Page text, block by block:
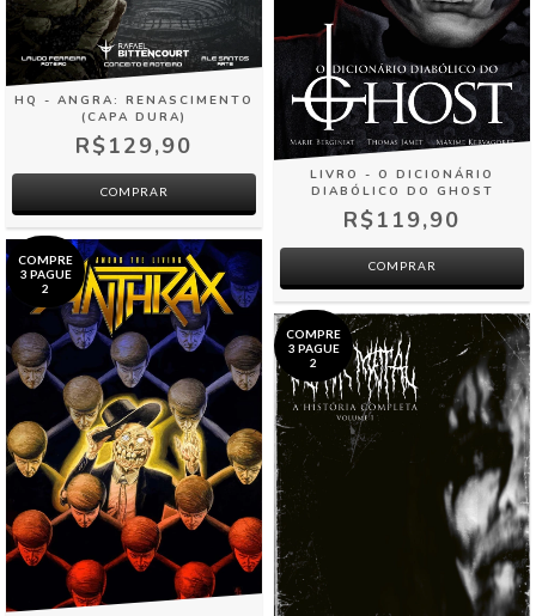
HQ - ANGRA: RENASCIMENTO
(CAPA DURA)
R$129,90
LIVRO - O DICIONÁRIO
DIABÓLICO DO GHOST
R$119,90
COMPRAR
COMPRE
3 PAGUE
2
COMPRE
3 PAGUE
2